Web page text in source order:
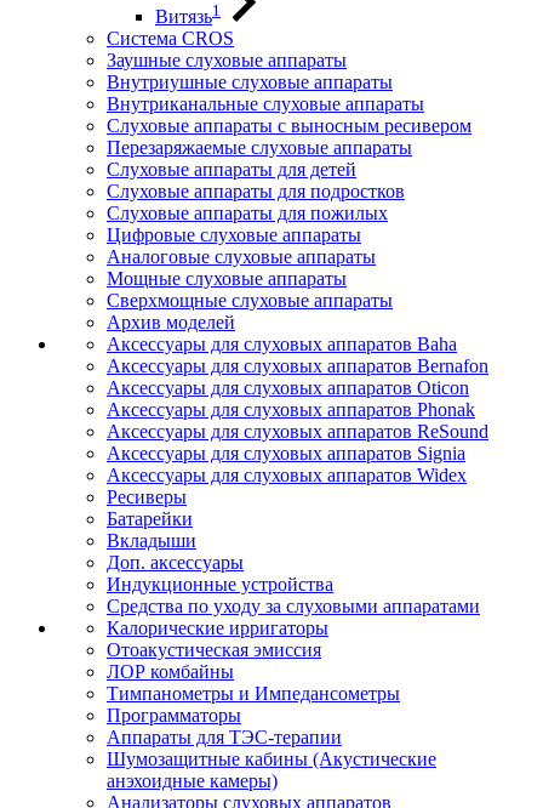
Витязь1
Система CROS
Заушные слуховые аппараты
Внутриушные слуховые аппараты
Внутриканальные слуховые аппараты
Слуховые аппараты с выносным ресивером
Перезаряжаемые слуховые аппараты
Слуховые аппараты для детей
Слуховые аппараты для подростков
Слуховые аппараты для пожилых
Цифровые слуховые аппараты
Аналоговые слуховые аппараты
Мощные слуховые аппараты
Сверхмощные слуховые аппараты
Архив моделей
Аксессуары для слуховых аппаратов Baha
Аксессуары для слуховых аппаратов Bernafon
Аксессуары для слуховых аппаратов Oticon
Аксессуары для слуховых аппаратов Phonak
Аксессуары для слуховых аппаратов ReSound
Аксессуары для слуховых аппаратов Signia
Аксессуары для слуховых аппаратов Widex
Ресиверы
Батарейки
Вкладыши
Доп. аксессуары
Индукционные устройства
Средства по уходу за слуховыми аппаратами
Калорические ирригаторы
Отоакустическая эмиссия
ЛОР комбайны
Тимпанометры и Импедансометры
Программаторы
Аппараты для ТЭС-терапии
Шумозащитные кабины (Акустические
анэхоидные камеры)
Анализаторы слуховых аппаратов